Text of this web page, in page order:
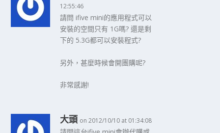
12:55:46
請問 ifive mini的應用程式可以
安裝的空間只有 1G嗎? 還是剩
下的 5.3G都可以安裝程式?
另外，甚麼時候會開團購呢?
非常感謝!
大頭 on 2012/10/10 at 01:34:08